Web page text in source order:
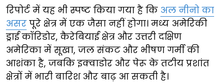
रिपोर्ट में यह भी स्पष्ट किया गया है कि अल नीनो का
असर पूरे क्षेत्र में एक जैसा नहीं होगा। मध्य अमेरिकी
ड्राई कॉरिडोर, कैरेबियाई क्षेत्र और उत्तरी दक्षिण
अमेरिका में सूखा, जल संकट और भीषण गर्मी की
आशंका है, जबकि इक्वाडोर और पेरू के तटीय प्रशांत
क्षेत्रों में भारी बारिश और बाढ़ आ सकती है।